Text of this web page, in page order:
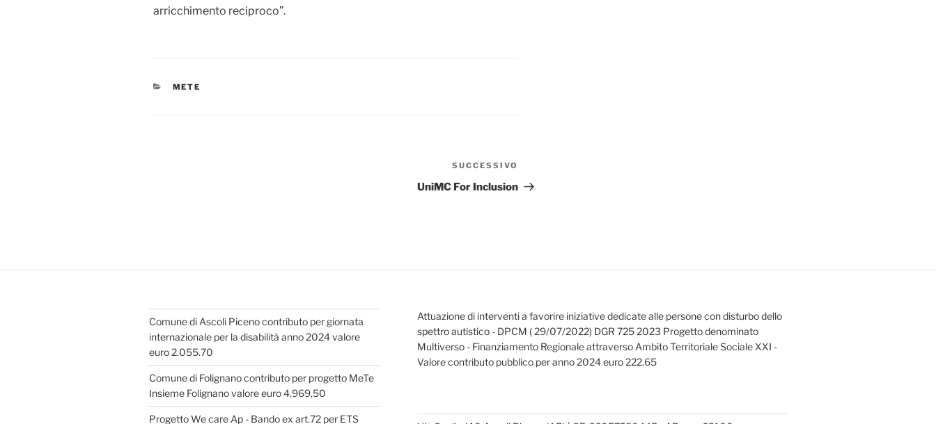
arricchimento reciproco”.
CATEGORIE
METE
successivo
SUCCESSIVO
UniMC For Inclusion
Comune di Ascoli Piceno contributo per giornata
internazionale per la disabilità anno 2024 valore
euro 2.055.70
Comune di Folignano contributo per progetto MeTe
Insieme Folignano valore euro 4.969,50
Progetto We care Ap - Bando ex art.72 per ETS
Attuazione di interventi a favorire iniziative dedicate alle persone con disturbo dello
spettro autistico - DPCM ( 29/07/2022) DGR 725 2023 Progetto denominato
Multiverso - Finanziamento Regionale attraverso Ambito Territoriale Sociale XXI -
Valore contributo pubblico per anno 2024 euro 222.65